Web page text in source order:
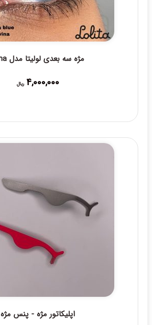
مژه سه بعدی لولیتا مدل Vina
4,000,000 ریال
اپلیکاتور مژه - پنس مژه